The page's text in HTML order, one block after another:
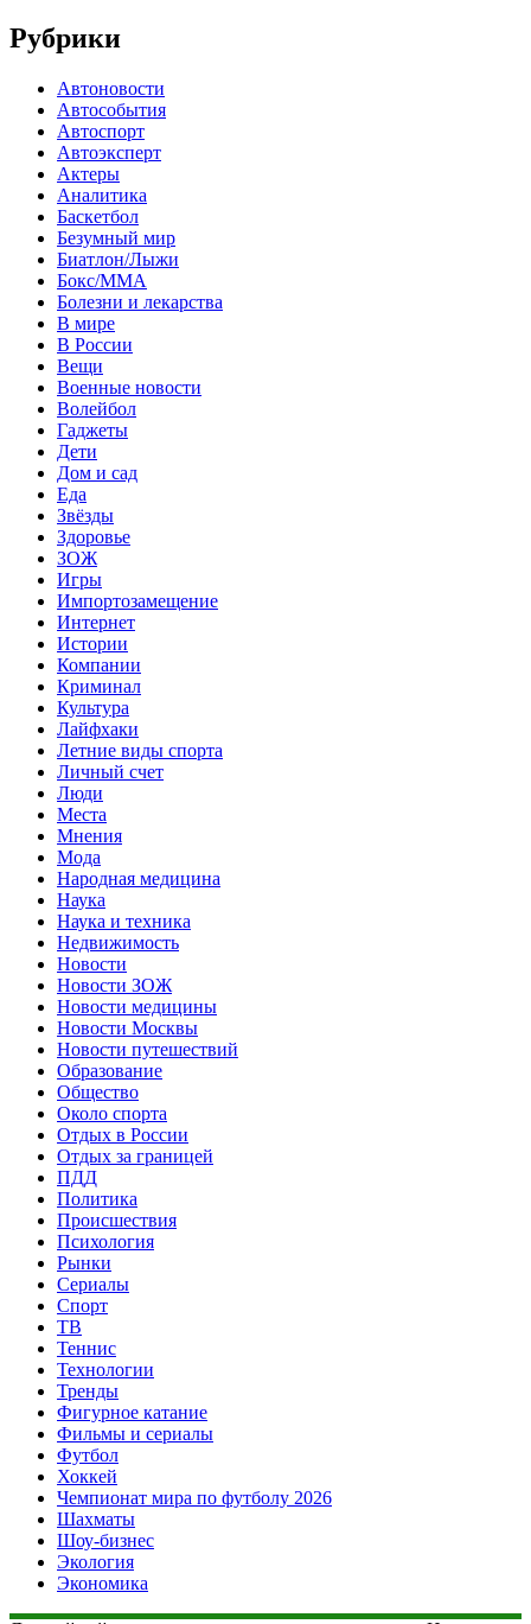
Рубрики
Автоновости
Автособытия
Автоспорт
Автоэксперт
Актеры
Аналитика
Баскетбол
Безумный мир
Биатлон/Лыжи
Бокс/MMA
Болезни и лекарства
В мире
В России
Вещи
Военные новости
Волейбол
Гаджеты
Дети
Дом и сад
Еда
Звёзды
Здоровье
ЗОЖ
Игры
Импортозамещение
Интернет
Истории
Компании
Криминал
Культура
Лайфхаки
Летние виды спорта
Личный счет
Люди
Места
Мнения
Мода
Народная медицина
Наука
Наука и техника
Недвижимость
Новости
Новости ЗОЖ
Новости медицины
Новости Москвы
Новости путешествий
Образование
Общество
Около спорта
Отдых в России
Отдых за границей
ПДД
Политика
Происшествия
Психология
Рынки
Сериалы
Спорт
ТВ
Теннис
Технологии
Тренды
Фигурное катание
Фильмы и сериалы
Футбол
Хоккей
Чемпионат мира по футболу 2026
Шахматы
Шоу-бизнес
Экология
Экономика